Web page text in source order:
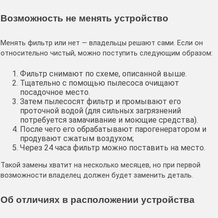
Возможность не менять устройство
Менять фильтр или нет — владельцы решают сами. Если он
относительно чистый, можно поступить следующим образом:
Фильтр снимают по схеме, описанной выше.
Тщательно с помощью пылесоса очищают
посадочное место.
Затем пылесосят фильтр и промывают его
проточной водой (для сильных загрязнений
потребуется замачивание и моющие средства).
После чего его обрабатывают парогенератором и
продувают сжатым воздухом;
Через 24 часа фильтр можно поставить на место.
Такой замены хватит на несколько месяцев, но при первой
возможности владелец должен будет заменить деталь.
Об отличиях в расположении устройства